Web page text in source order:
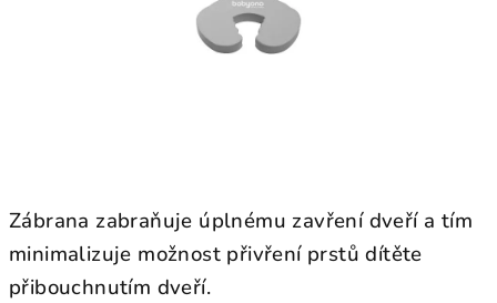
Zábrana zabraňuje úplnému zavření dveří a tím
minimalizuje možnost přivření prstů dítěte
přibouchnutím dve­ří.